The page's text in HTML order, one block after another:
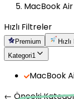
MacBook
Hızlı Filtreler
Premium
Kategori1
MacBook
← Önceki